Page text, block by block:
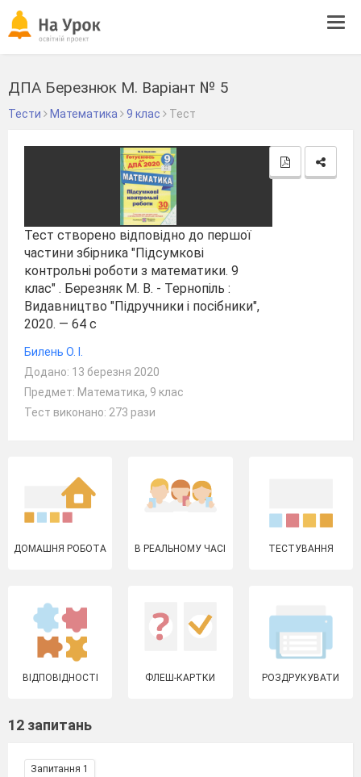
ДПА Березнюк М. Варіант № 5
Тести Математика 9 клас Тест
Тест створено відповідно до першої
частини збірника "Підсумкові
контрольні роботи з математики. 9
клас" . Березняк М. В. - Тернопіль :
Видавництво "Підручники і посібники",
2020. — 64 с
Билень О. І.
Додано: 13 березня 2020
Предмет: Математика, 9 клас
Тест виконано: 273 рази
ДОМАШНЯ РОБОТА В РЕАЛЬНОМУ ЧАСІ ТЕСТУВАННЯ
ВІДПОВІДНОСТІ ФЛЕШ-КАРТКИ РОЗДРУКУВАТИ
12 запитань
Запитання 1